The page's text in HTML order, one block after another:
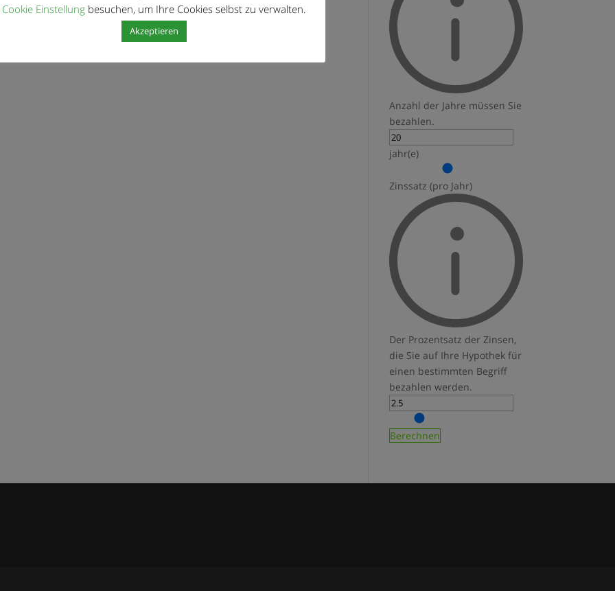
Anzahl der Jahre müssen Sie
bezahlen.
jahr(e)
Zinssatz (pro Jahr)
Der Prozentsatz der Zinsen,
die Sie auf Ihre Hypothek für
einen bestimmten Begriff
bezahlen werden.
Berechnen
Cookie Einstellungbesuchen, um Ihre Cookies selbst zu verwalten.
Akzeptieren